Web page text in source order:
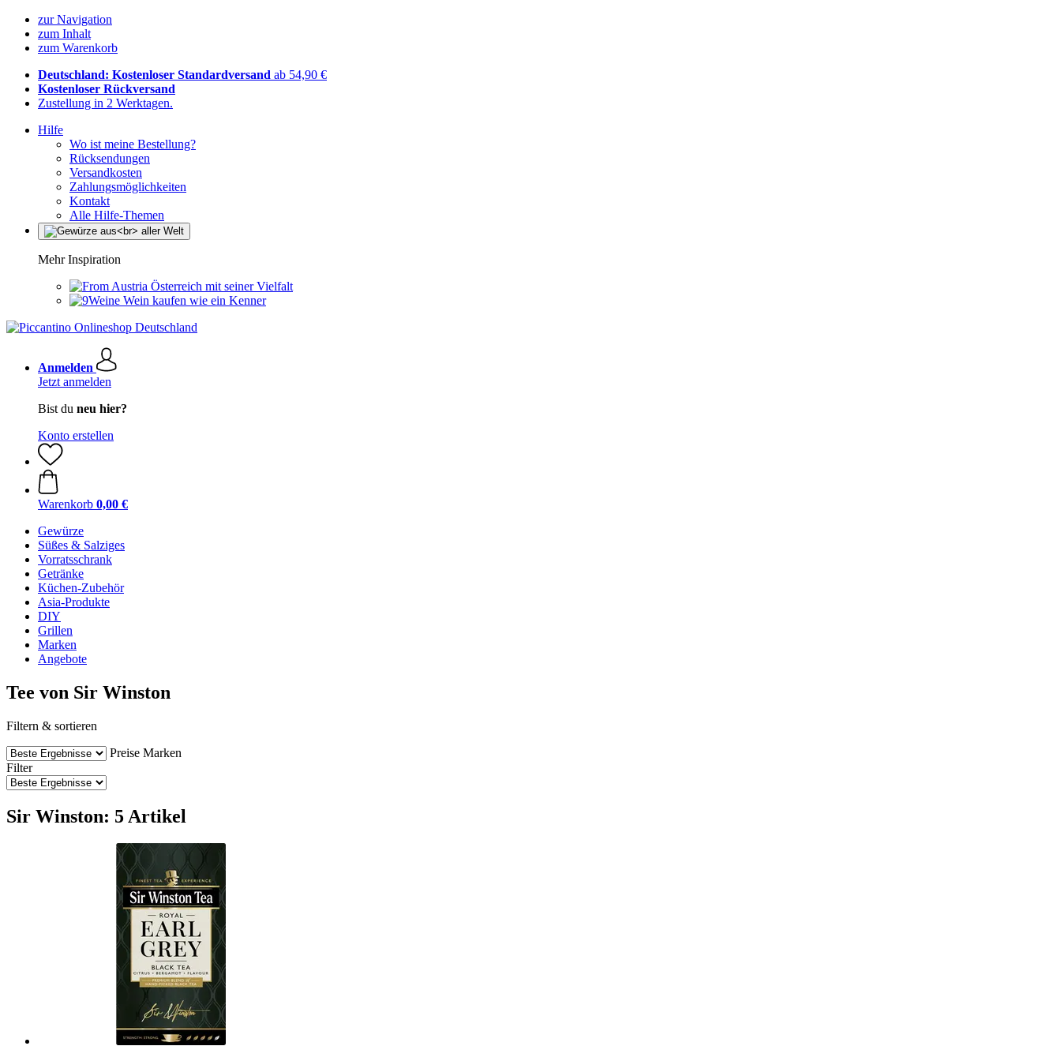
zur Navigation
zum Inhalt
zum Warenkorb
Deutschland: Kostenloser Standardversand ab 54,90 €
Kostenloser Rückversand
Zustellung in 2 Werktagen.
Hilfe
Wo ist meine Bestellung?
Rücksendungen
Versandkosten
Zahlungsmöglichkeiten
Kontakt
Alle Hilfe-Themen
Mehr Inspiration
Österreich mit seiner Vielfalt
Wein kaufen wie ein Kenner
Anmelden
Jetzt anmelden
Bist du neu hier?
Konto erstellen
Warenkorb 0,00 €
Gewürze
Süßes & Salziges
Vorratsschrank
Getränke
Küchen-Zubehör
Asia-Produkte
DIY
Grillen
Marken
Angebote
Tee von Sir Winston
Filtern & sortieren
Preise Marken
Filter
Sir Winston: 5 Artikel